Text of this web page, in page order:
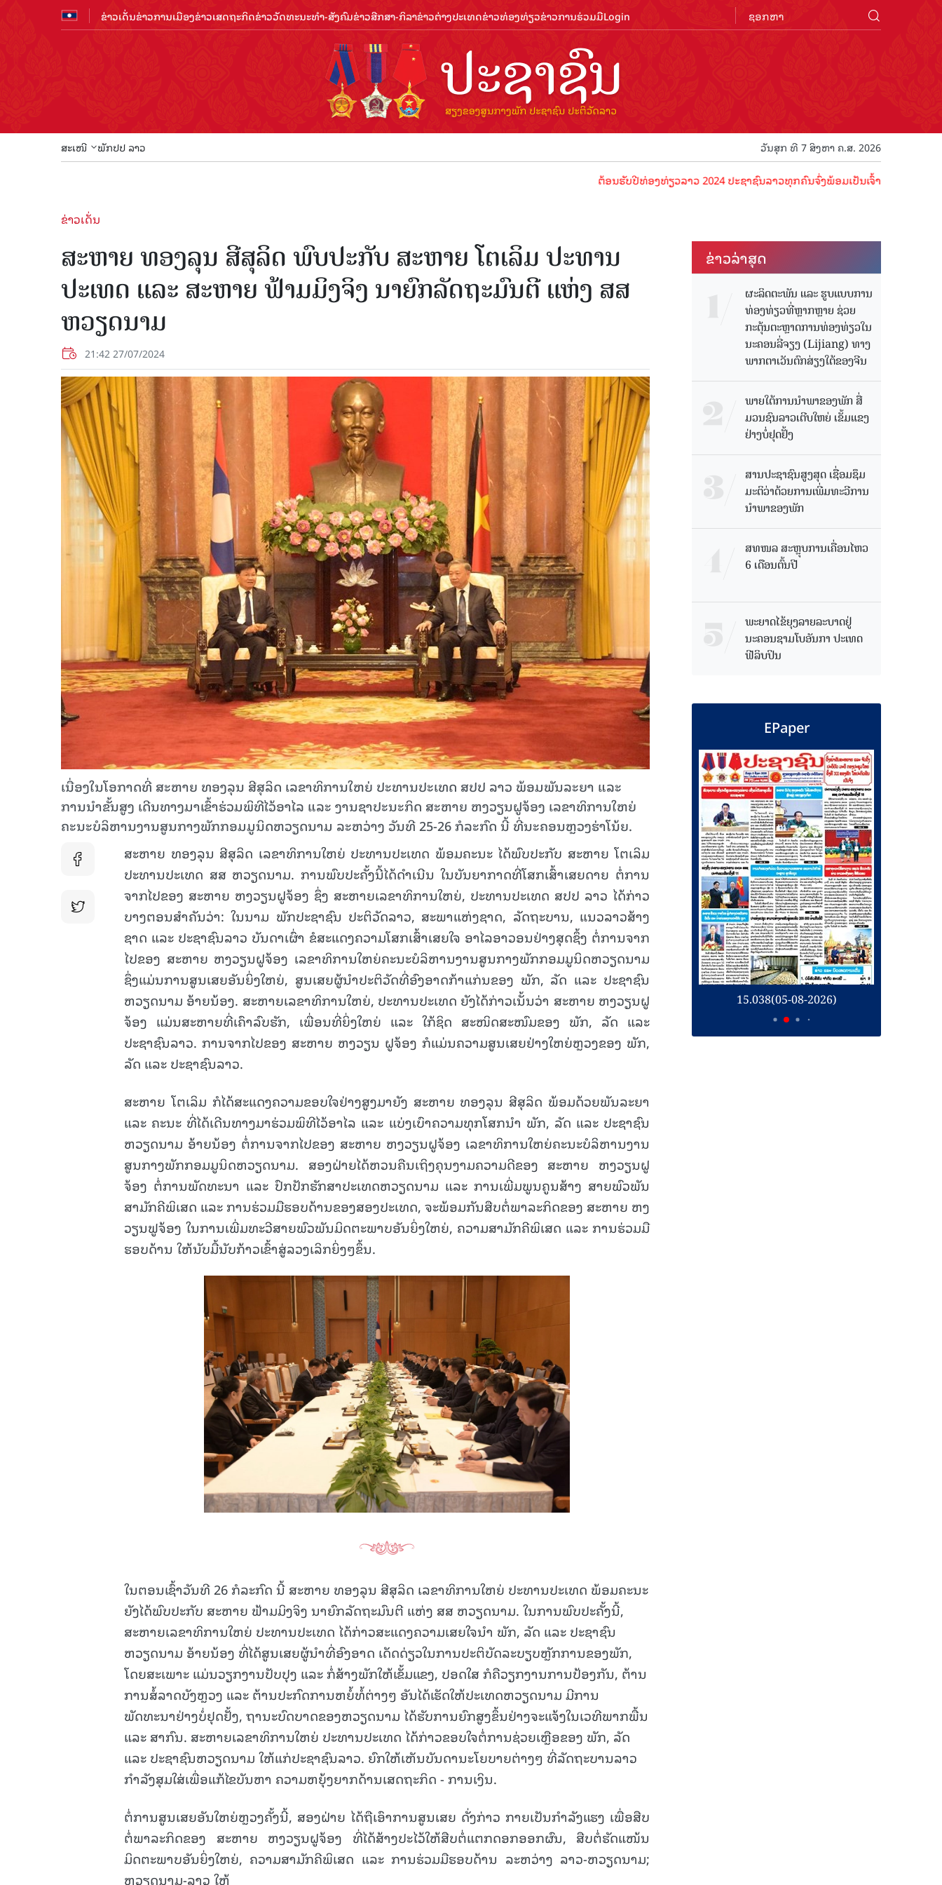
ຂ່າວເດັ່ນຂ່າວການເມືອງຂ່າວເສດຖະກິດຂ່າວວັດທະນະທຳ-ສັງຄົມຂ່າວສືກສາ-ກິລາຂ່າວຕ່າງປະເທດຂ່າວທ່ອງທ່ຽວຂ່າວການຮ່ວມມືLogin
ສະເໜີ ພັກປປ ລາວ ວັນສຸກ ທີ 7 ສິງຫາ ຄ.ສ. 2026
ຕ້ອນຮັບປີທ່ອງທ່ຽວລາວ 2024 ປະຊາຊົນລາວທຸກຄົນຈົ່ງພ້ອມເປັນເຈົ້າພາບທີ່ດີ ຕ້ອນຮັບນັກ
ຂ່າວເດັ່ນ
ສະຫາຍ ທອງລຸນ ສີສຸລິດ ພົບປະກັບ ສະຫາຍ ໂຕເລິມ ປະທານ
ປະເທດ ແລະ ສະຫາຍ ຟ້າມມິງຈິງ ນາຍົກລັດຖະມົນຕີ ແຫ່ງ ສສ
ຫວຽດນາມ
21:42 27/07/2024
ເນື່ອງໃນໂອກາດທີ່ ສະຫາຍ ທອງລຸນ ສີສຸລິດ ເລຂາທິການໃຫຍ່ ປະທານປະເທດ ສປປ ລາວ ພ້ອມພັນລະຍາ ແລະ
ການນຳຂັ້ນສູງ ເດີນທາງມາເຂົ້າຮ່ວມພິທີໄວ້ອາໄລ ແລະ ງານຊາປະນະກິດ ສະຫາຍ ຫງວຽນຝູຈ້ອງ ເລຂາທິການໃຫຍ່
ຄະນະບໍລິຫານງານສູນກາງພັກກອມມູນິດຫວຽດນາມ ລະຫວ່າງ ວັນທີ 25-26 ກໍລະກົດ ນີ້ ທີ່ນະຄອນຫຼວງຮ່າໂນ້ຍ.
ສະຫາຍ ທອງລຸນ ສີສຸລິດ ເລຂາທິການໃຫຍ່ ປະທານປະເທດ ພ້ອມຄະນະ ໄດ້ພົບປະກັບ ສະຫາຍ ໂຕເລິມ
ປະທານປະເທດ ສສ ຫວຽດນາມ. ການພົບປະຄັ້ງນີ້ໄດ້ດຳເນີນ ໃນບັນຍາກາດທີ່ໂສກເສົ້າເສຍດາຍ ຕໍ່ການ
ຈາກໄປຂອງ ສະຫາຍ ຫງວຽນຝູຈ້ອງ ຊຶ່ງ ສະຫາຍເລຂາທິການໃຫຍ່, ປະທານປະເທດ ສປປ ລາວ ໄດ້ກ່າວ
ບາງຕອນສຳຄັນວ່າ: ໃນນາມ ພັກປະຊາຊົນ ປະຕິວັດລາວ, ສະພາແຫ່ງຊາດ, ລັດຖະບານ, ແນວລາວສ້າງ
ຊາດ ແລະ ປະຊາຊົນລາວ ບັນດາເຜົ່າ ຂໍສະແດງຄວາມໂສກເສົ້າເສຍໃຈ ອາໄລອາວອນຢ່າງສຸດຊຶ້ງ ຕໍ່ການຈາກ
ໄປຂອງ ສະຫາຍ ຫງວຽນຝູຈ້ອງ ເລຂາທິການໃຫຍ່ຄະນະບໍລິຫານງານສູນກາງພັກກອມມູນິດຫວຽດນາມ
ຊຶ່ງແມ່ນການສູນເສຍອັນຍິ່ງໃຫຍ່, ສູນເສຍຜູ້ນໍາປະຕິວັດທີ່ອົງອາດກ້າແກ່ນຂອງ ພັກ, ລັດ ແລະ ປະຊາຊົນ
ຫວຽດນາມ ອ້າຍນ້ອງ. ສະຫາຍເລຂາທິການໃຫຍ່, ປະທານປະເທດ ຍັງໄດ້ກ່າວເນັ້ນວ່າ ສະຫາຍ ຫງວຽນຝູ
ຈ້ອງ ແມ່ນສະຫາຍທີ່ເຄົາລົບຮັກ, ເພື່ອນທີ່ຍິ່ງໃຫຍ່ ແລະ ໃກ້ຊິດ ສະໜິດສະໜົມຂອງ ພັກ, ລັດ ແລະ
ປະຊາຊົນລາວ. ການຈາກໄປຂອງ ສະຫາຍ ຫງວຽນ ຝູຈ້ອງ ກໍແມ່ນຄວາມສູນເສຍຢ່າງໃຫຍ່ຫຼວງຂອງ ພັກ,
ລັດ ແລະ ປະຊາຊົນລາວ.
ສະຫາຍ ໂຕເລິມ ກໍໄດ້ສະແດງຄວາມຂອບໃຈຢ່າງສູງມາຍັງ ສະຫາຍ ທອງລຸນ ສີສຸລິດ ພ້ອມດ້ວຍພັນລະຍາ
ແລະ ຄະນະ ທີ່ໄດ້ເດີນທາງມາຮ່ວມພິທີໄວ້ອາໄລ ແລະ ແບ່ງເບົາຄວາມທຸກໂສກນຳ ພັກ, ລັດ ແລະ ປະຊາຊົນ
ຫວຽດນາມ ອ້າຍນ້ອງ ຕໍ່ການຈາກໄປຂອງ ສະຫາຍ ຫງວຽນຝູຈ້ອງ ເລຂາທິການໃຫຍ່ຄະນະບໍລິຫານງານ
ສູນກາງພັກກອມມູນິດຫວຽດນາມ. ສອງຝ່າຍໄດ້ຫວນຄືນເຖິງຄຸນງາມຄວາມດີຂອງ ສະຫາຍ ຫງວຽນຝູ
ຈ້ອງ ຕໍ່ການພັດທະນາ ແລະ ປົກປັກຮັກສາປະເທດຫວຽດນາມ ແລະ ການເພີ່ມພູນຄູນສ້າງ ສາຍພົວພັນ
ສາມັກຄີພິເສດ ແລະ ການຮ່ວມມືຮອບດ້ານຂອງສອງປະເທດ, ຈະພ້ອມກັນສືບຕໍ່ພາລະກິດຂອງ ສະຫາຍ ຫງ
ວຽນຟູຈ້ອງ ໃນການເພີ່ມທະວີສາຍພົວພັນມິດຕະພາບອັນຍິ່ງໃຫຍ່, ຄວາມສາມັກຄີພິເສດ ແລະ ການຮ່ວມມື
ຮອບດ້ານ ໃຫ້ນັບມື້ນັບກ້າວເຂົ້າສູ່ລວງເລິກຍິ່ງໆຂຶ້ນ.
ໃນຕອນເຊົ້າວັນທີ 26 ກໍລະກົດ ນີ້ ສະຫາຍ ທອງລຸນ ສີສຸລິດ ເລຂາທິການໃຫຍ່ ປະທານປະເທດ ພ້ອມຄະນະ
ຍັງໄດ້ພົບປະກັບ ສະຫາຍ ຟ້າມມິງຈິງ ນາຍົກລັດຖະມົນຕີ ແຫ່ງ ສສ ຫວຽດນາມ. ໃນການພົບປະຄັ້ງນີ້,
ສະຫາຍເລຂາທິການໃຫຍ່ ປະທານປະເທດ ໄດ້ກ່າວສະແດງຄວາມເສຍໃຈນຳ ພັກ, ລັດ ແລະ ປະຊາຊົນ
ຫວຽດນາມ ອ້າຍນ້ອງ ທີ່ໄດ້ສູນເສຍຜູ້ນຳທີ່ອົງອາດ ເດັດດ່ຽວໃນການປະຕິບັດລະບຽບຫຼັກການຂອງພັກ,
ໂດຍສະເພາະ ແມ່ນວຽກງານປັບປຸງ ແລະ ກໍ່ສ້າງພັກໃຫ້ເຂັ້ມແຂງ, ປອດໃສ ກໍຄືວຽກງານການປ້ອງກັນ, ຕ້ານ
ການສໍ້ລາດບັງຫຼວງ ແລະ ຕ້ານປະກົດການຫຍໍ້ທໍ້ຕ່າງໆ ອັນໄດ້ເຮັດໃຫ້ປະເທດຫວຽດນາມ ມີການ
ພັດທະນາຢ່າງບໍ່ຢຸດຢັ້ງ, ຖານະບົດບາດຂອງຫວຽດນາມ ໄດ້ຮັບການຍົກສູງຂຶ້ນຢ່າງຈະແຈ້ງໃນເວທີພາກພື້ນ
ແລະ ສາກົນ. ສະຫາຍເລຂາທິການໃຫຍ່ ປະທານປະເທດ ໄດ້ກ່າວຂອບໃຈຕໍ່ການຊ່ວຍເຫຼືອຂອງ ພັກ, ລັດ
ແລະ ປະຊາຊົນຫວຽດນາມ ໃຫ້ແກ່ປະຊາຊົນລາວ. ຍົກໃຫ້ເຫັນບັນດານະໂຍບາຍຕ່າງໆ ທີ່ລັດຖະບານລາວ
ກຳລັງສຸມໃສ່ເພື່ອແກ້ໄຂບັນຫາ ຄວາມຫຍຸ້ງຍາກດ້ານເສດຖະກິດ - ການເງິນ.
ຕໍ່ການສູນເສຍອັນໃຫຍ່ຫຼວງຄັ້ງນີ້, ສອງຝ່າຍ ໄດ້ຖືເອົາການສູນເສຍ ດັ່ງກ່າວ ກາຍເປັນກໍາລັງແຮງ ເພື່ອສືບ
ຕໍ່ພາລະກິດຂອງ ສະຫາຍ ຫງວຽນຝູຈ້ອງ ທີ່ໄດ້ສ້າງປະໄວ້ໃຫ້ສືບຕໍ່ແຕກດອກອອກຜົນ, ສືບຕໍ່ຮັດແໜ້ນ
ມິດຕະພາບອັນຍິ່ງໃຫຍ່, ຄວາມສາມັກຄີພິເສດ ແລະ ການຮ່ວມມືຮອບດ້ານ ລະຫວ່າງ ລາວ-ຫວຽດນາມ;
ຫວຽດນາມ-ລາວ ໃຫ້
ຂ່າວ​ລ່າ​ສຸດ
ຜະລິດຕະພັນ ແລະ ຮູບແບບການ
ທ່ອງທ່ຽວທີ່ຫຼາກຫຼາຍ ຊ່ວຍ
ກະຕຸ້ນຕະຫຼາດການທ່ອງທ່ຽວໃນ
ນະຄອນລີ່ຈຽງ (Lijiang) ທາງ
ພາກຕາເວັນຕົກສ່ຽງໃຕ້ຂອງຈີນ
ພາຍໃຕ້ການນໍາພາຂອງພັກ ສື່
ມວນຊົນລາວເຕີບໃຫຍ່ ເຂັ້ມແຂງ
ຢ່າງບໍ່ຢຸດຢັ້ງ
ສານປະຊາຊົນສູງສຸດ ເຊື່ອມຊຶມ
ມະຕິວ່າດ້ວຍການເພີ່ມທະວີການ
ນຳພາຂອງພັກ
ສທໜລ ສະຫຼຸບການເຄື່ອນໄຫວ
6 ເດືອນຕົ້ນປີ
ພະຍາດໄຂ້ຍຸງລາຍລະບາດຢູ່
ນະຄອນຊາມໂບ​ອັນກາ ປະເທດ
ຟີລິບປິນ
EPaper
15.039(06-08-2026) 15.038(05-08-2026)